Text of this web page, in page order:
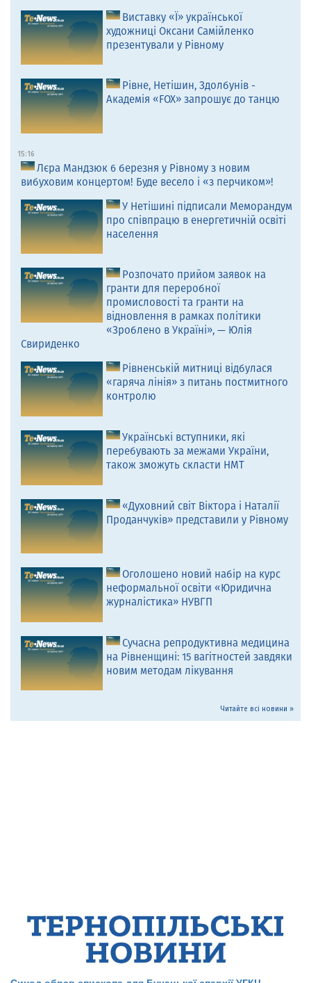
Виставку «Ї» української
художниці Оксани Самійленко
презентували у Рівному
Рівне, Нетішин, Здолбунів -
Академія «FOX» запрошує до танцю
15:16
Лєра Мандзюк 6 березня у Рівному з новим
вибуховим концертом! Буде весело і «з перчиком»!
У Нетішині підписали Меморандум
про співпрацю в енергетичній освіті
населення
Розпочато прийом заявок на
гранти для переробної
промисловості та гранти на
відновлення в рамках політики
«Зроблено в Україні», — Юлія
Свириденко
Рівненській митниці відбулася
«гаряча лінія» з питань постмитного
контролю
Українські вступники, які
перебувають за межами України,
також зможуть скласти НМТ
«Духовний світ Віктора і Наталії
Проданчуків» представили у Рівному
Оголошено новий набір на курс
неформальної освіти «Юридична
журналістика» НУВГП
Сучасна репродуктивна медицина
на Рівненщині: 15 вагітностей завдяки
новим методам лікування
Читайте всі новини »